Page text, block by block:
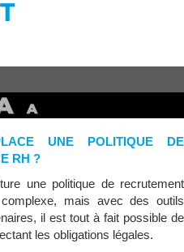
UNE POLITIQUE DE
RH ?
une politique de recrutement
mais avec des outils
il est tout à fait possible de
les obligations légales.